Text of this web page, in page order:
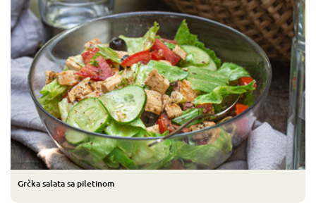
Grčka salata sa piletinom